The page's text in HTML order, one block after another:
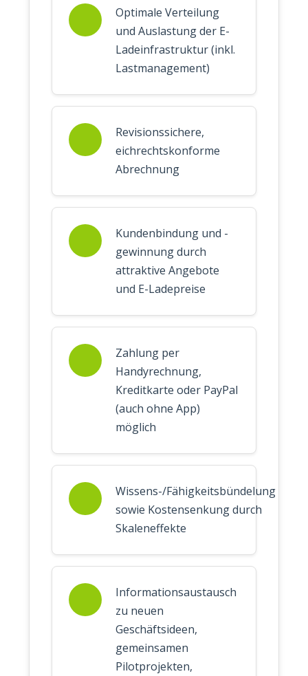
Optimale Verteilung
und Auslastung der E-
Ladeinfrastruktur (inkl.
Lastmanagement)
Revisionssichere,
eichrechtskonforme
Abrechnung
Kundenbindung und -
gewinnung durch
attraktive Angebote
und E-Ladepreise
Zahlung per
Handyrechnung,
Kreditkarte oder PayPal
(auch ohne App)
möglich
Wissens-/Fähigkeitsbündelung
sowie Kostensenkung durch
Skaleneffekte
Informationsaustausch
zu neuen
Geschäftsideen,
gemeinsamen
Pilotprojekten,